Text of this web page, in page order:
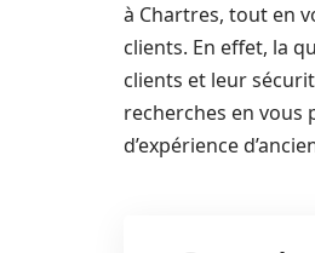
à Chartres, tout en
clients. En effet, la
clients et leur
recherches en vous
d’expérience